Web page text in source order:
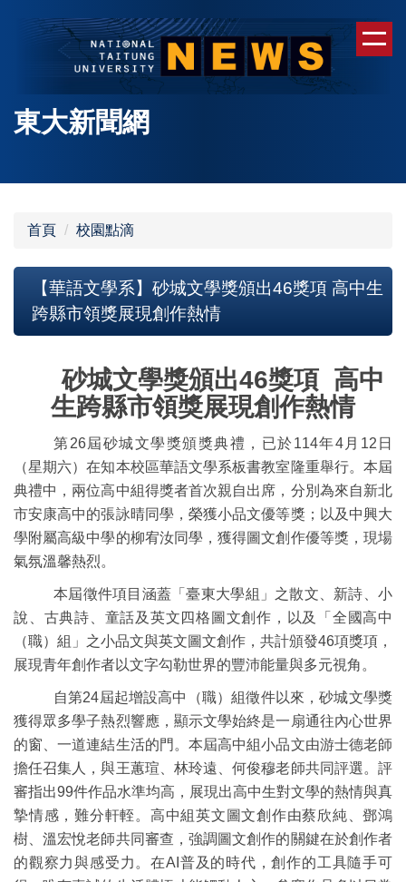
容
東大新聞網
首頁 校園點滴
【華語文學系】砂城文學獎頒出46獎項 高中生
跨縣市領獎展現創作熱情
砂城文學獎頒出46獎項 高中
生跨縣市領獎展現創作熱情
第26屆砂城文學獎頒獎典禮，已於114年4月12日
（星期六）在知本校區華語文學系板書教室隆重舉行。本屆
典禮中，兩位高中組得獎者首次親自出席，分別為來自新北
市安康高中的張詠晴同學，榮獲小品文優等獎；以及中興大
學附屬高級中學的柳宥汝同學，獲得圖文創作優等獎，現場
氣氛溫馨熱烈。
本屆徵件項目涵蓋「臺東大學組」之散文、新詩、小
說、古典詩、童話及英文四格圖文創作，以及「全國高中
（職）組」之小品文與英文圖文創作，共計頒發46項獎項，
展現青年創作者以文字勾勒世界的豐沛能量與多元視角。
自第24屆起增設高中（職）組徵件以來，砂城文學獎
獲得眾多學子熱烈響應，顯示文學始終是一扇通往內心世界
的窗、一道連結生活的門。本屆高中組小品文由游士德老師
擔任召集人，與王蕙瑄、林玲遠、何俊穆老師共同評選。評
審指出99件作品水準均高，展現出高中生對文學的熱情與真
摯情感，難分軒輊。高中組英文圖文創作由蔡欣純、鄧鴻
樹、溫宏悅老師共同審查，強調圖文創作的關鍵在於創作者
的觀察力與感受力。在AI普及的時代，創作的工具隨手可